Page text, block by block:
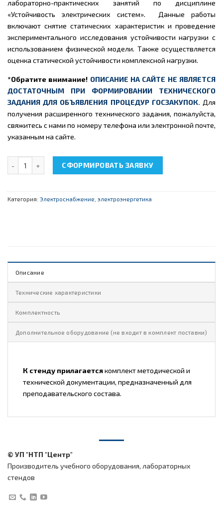
лабораторно-практических занятий по дисциплине
«Устойчивость электрических систем». Данные работы
включают снятие статических характеристик и проведение
экспериментального исследования устойчивости нагрузки с
использованием физической модели. Также осуществляется
оценка статической устойчивости комплексной нагрузки.
*Обратите внимание! ОПИСАНИЕ НА САЙТЕ НЕ ЯВЛЯЕТСЯ
ДОСТАТОЧНЫМ ПРИ ФОРМИРОВАНИИ ТЕХНИЧЕСКОГО
ЗАДАНИЯ ДЛЯ ОБЪЯВЛЕНИЯ ПРОЦЕДУР ГОСЗАКУПОК. Для
получения расширенного технического задания, пожалуйста,
свяжитесь с нами по номеру телефона или электронной почте,
указанным на сайте.
Количество товара НТЦ-10.86 "Статическая модель узла
СФОРМИРОВАТЬ ЗАЯВКУ
Категория: Электроснабжение, электроэнергетика
Описание
Технические характеристики
Комплектность
Дополнительное оборудование (не входит в комплект поставки)
К стенду прилагаетсякомплект методической и
технической документации, предназначенный для
преподавательского состава.
© УП "НТП "Центр"
Производитель учебного оборудования, лабораторных
стендов